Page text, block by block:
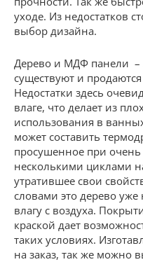
уходе. Из недостатков
выбор дизайна.
Дерево и МДФ панели –
существуют и
Недостатки здесь
влаге, что делает из
использования в
может составить
просушенное при очень
несколькими циклами
утратившее свои
словами это дерево
влагу с воздуха.
краской дает
таких условиях.
на заказ, так же можно